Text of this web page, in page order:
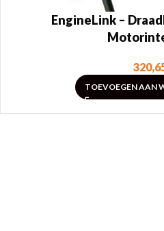
EngineLink –
TOEVOEGEN AAN